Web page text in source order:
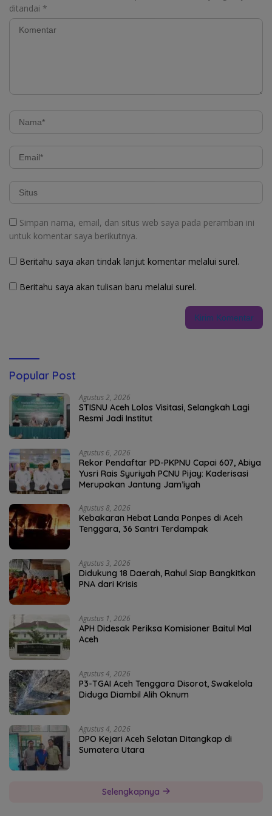
ditandai *
Simpan nama, email, dan situs web saya pada peramban ini
untuk komentar saya berikutnya.
Beritahu saya akan tindak lanjut komentar melalui surel.
Beritahu saya akan tulisan baru melalui surel.
Popular Post
Agustus 2, 2026
STISNU Aceh Lolos Visitasi, Selangkah Lagi
Resmi Jadi Institut
Agustus 6, 2026
Rekor Pendaftar PD-PKPNU Capai 607, Abiya
Yusri Rais Syuriyah PCNU Pijay: Kaderisasi
Merupakan Jantung Jam’iyah
Agustus 8, 2026
Kebakaran Hebat Landa Ponpes di Aceh
Tenggara, 36 Santri Terdampak
Agustus 3, 2026
Didukung 18 Daerah, Rahul Siap Bangkitkan
PNA dari Krisis
Agustus 1, 2026
APH Didesak Periksa Komisioner Baitul Mal
Aceh
Agustus 4, 2026
P3-TGAI Aceh Tenggara Disorot, Swakelola
Diduga Diambil Alih Oknum
Agustus 4, 2026
DPO Kejari Aceh Selatan Ditangkap di
Sumatera Utara
Selengkapnya